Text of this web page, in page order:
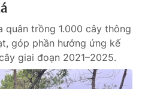
Podcast
Infographic
Shorts video
quân trồng 1.000 cây thông
góp phần hưởng ứng kế
giai đoạn 2021–2025.